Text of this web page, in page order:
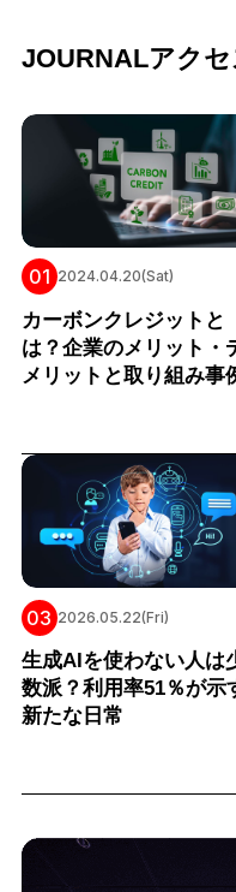
JOURNALアク
01 2024.04.20(Sat)
カーボンクレジットと
は？企業のメリット・
メリットと取り組み事
03 2026.05.22(Fri)
生成AIを使わない人は
数派？利用率51％が示
新たな日常